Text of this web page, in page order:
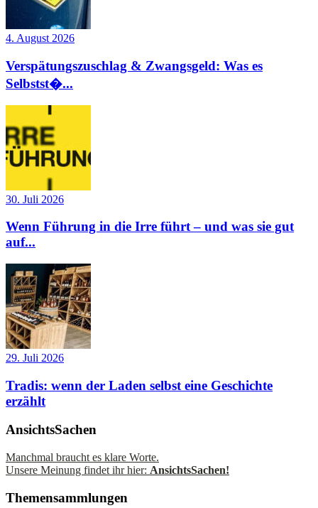
4. August 2026
Verspätungszuschlag & Zwangsgeld: Was es
Selbstst�...
30. Juli 2026
Wenn Führung in die Irre führt – und was sie gut
auf...
29. Juli 2026
Tradis: wenn der Laden selbst eine Geschichte
erzählt
AnsichtsSachen
Manchmal braucht es klare Worte.
Unsere Meinung findet ihr hier: AnsichtsSachen!
Themensammlungen